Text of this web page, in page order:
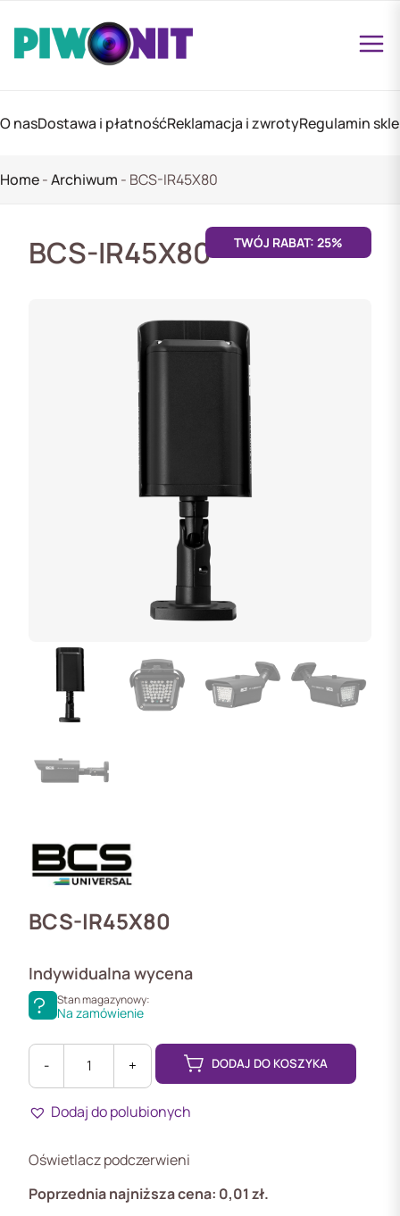
O nasDostawa i płatnośćReklamacja i zwrotyRegulamin
Home-Archiwum - BCS-IR45X80
BCS-IR45X80 TWÓJ RABAT: 25%
BCS-IR45X80
Indywidualna wycena
Stan magazynowy:
Na zamówienie
-
BCS-
IR45X80
+ DODAJ DO KOSZYKA
Dodaj do polubionych
Oświetlacz podczerwieni
Poprzednia najniższa cena: 0,01 zł.